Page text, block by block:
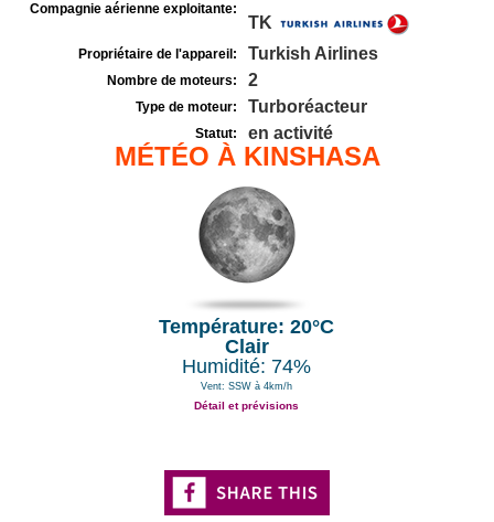
Compagnie aérienne exploitante:
TK
Propriétaire de l'appareil: Turkish Airlines
Nombre de moteurs: 2
Type de moteur: Turboréacteur
Statut: en activité
MÉTÉO À KINSHASA
Température: 20°C
Clair
Humidité: 74%
Vent: SSW à 4km/h
Détail et prévisions